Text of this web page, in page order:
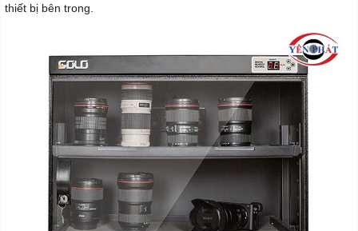
thiết bị bên trong.